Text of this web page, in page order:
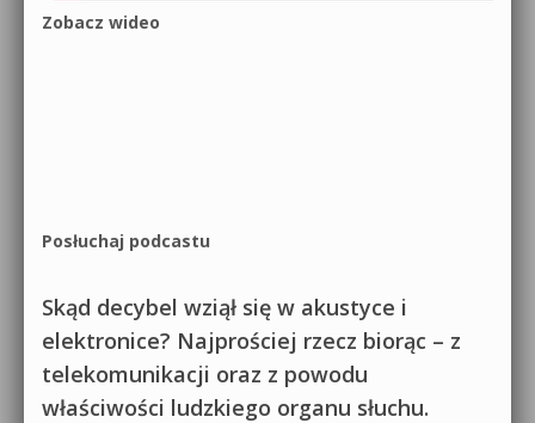
Zobacz wideo
Posłuchaj podcastu
Skąd decybel wziął się w akustyce i
elektronice? Najprościej rzecz biorąc – z
telekomunikacji oraz z powodu
właściwości ludzkiego organu słuchu.